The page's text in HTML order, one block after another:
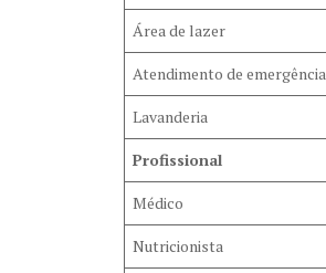
Área de lazer
Atendimento de emergência
Lavanderia
Profissional
Médico
Nutricionista